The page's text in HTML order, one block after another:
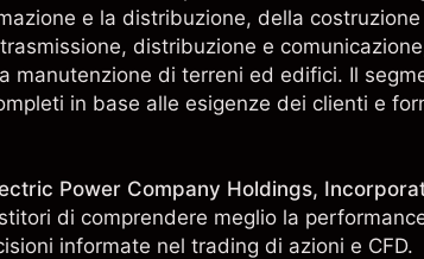
e la distribuzione, della
distribuzione e
manutenzione di terreni ed edifici. Il
in base alle esigenze dei clienti e
Power Company Holdings,
di comprendere meglio la
informate nel trading di azioni e CFD.